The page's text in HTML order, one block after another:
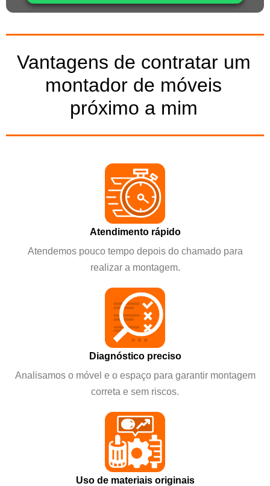
Vantagens de contratar um
montador de móveis
próximo a mim
Atendimento rápido
Atendemos pouco tempo depois do chamado para
realizar a montagem.
Diagnóstico preciso
Analisamos o móvel e o espaço para garantir montagem
correta e sem riscos.
Uso de materiais originais